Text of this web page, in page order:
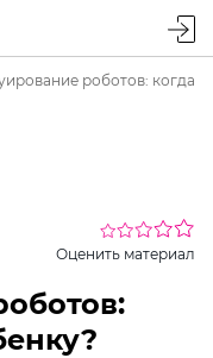
роботов: когда
Оценить материал